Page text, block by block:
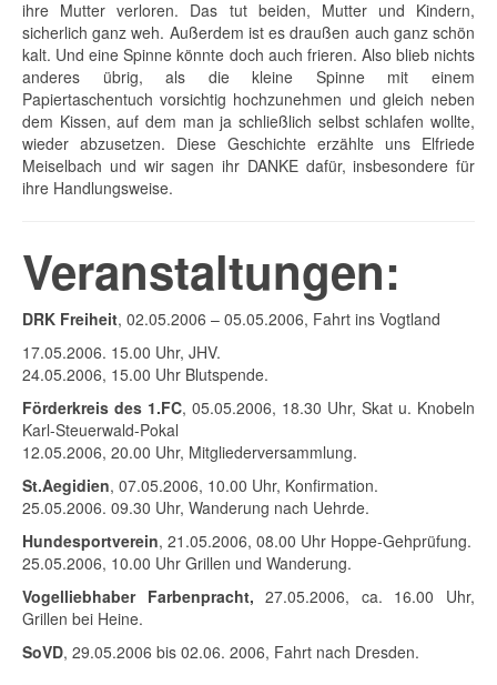
ihre Mutter verloren. Das tut beiden, Mutter und Kindern,
sicherlich ganz weh. Außerdem ist es draußen auch ganz schön
kalt. Und eine Spinne könnte doch auch frieren. Also blieb nichts
anderes übrig, als die kleine Spinne mit einem
Papiertaschentuch vorsichtig hochzunehmen und gleich neben
dem Kissen, auf dem man ja schließlich selbst schlafen wollte,
wieder abzusetzen. Diese Geschichte erzählte uns Elfriede
Meiselbach und wir sagen ihr DANKE dafür, insbesondere für
ihre Handlungsweise.
Veranstaltungen:
DRK Freiheit, 02.05.2006 – 05.05.2006, Fahrt ins Vogtland
17.05.2006. 15.00 Uhr, JHV.
24.05.2006, 15.00 Uhr Blutspende.
Förderkreis des 1.FC, 05.05.2006, 18.30 Uhr, Skat u. Knobeln
Karl-Steuerwald-Pokal
12.05.2006, 20.00 Uhr, Mitgliederversammlung.
St.Aegidien, 07.05.2006, 10.00 Uhr, Konfirmation.
25.05.2006. 09.30 Uhr, Wanderung nach Uehrde.
Hundesportverein, 21.05.2006, 08.00 Uhr Hoppe-Gehprüfung.
25.05.2006, 10.00 Uhr Grillen und Wanderung.
Vogelliebhaber Farbenpracht, 27.05.2006, ca. 16.00 Uhr,
Grillen bei Heine.
SoVD, 29.05.2006 bis 02.06. 2006, Fahrt nach Dresden.